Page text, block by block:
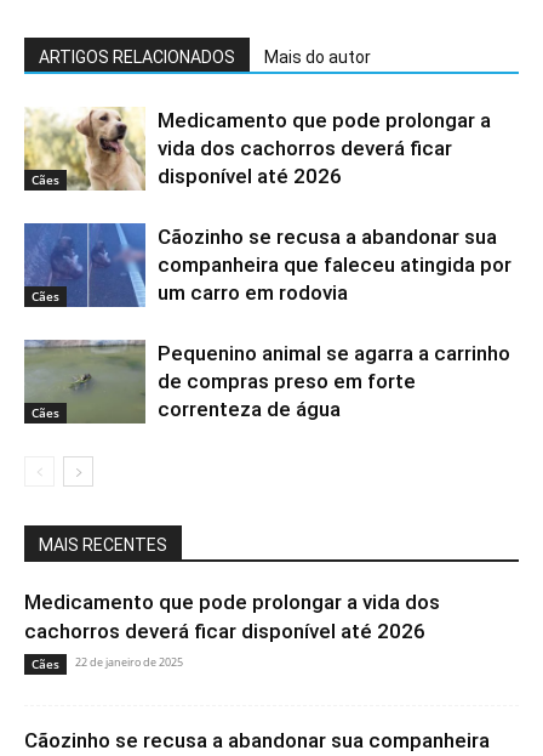
ARTIGOS RELACIONADOS Mais do autor
Cães
Medicamento que pode prolongar a
vida dos cachorros deverá ficar
disponível até 2026
Cães
Cãozinho se recusa a abandonar sua
companheira que faleceu atingida por
um carro em rodovia
Cães
Pequenino animal se agarra a carrinho
de compras preso em forte
correnteza de água
MAIS RECENTES
Medicamento que pode prolongar a vida dos
cachorros deverá ficar disponível até 2026
Cães 22 de janeiro de 2025
Cãozinho se recusa a abandonar sua companheira